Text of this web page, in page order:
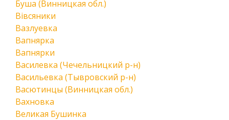
Буша (Винницкая обл.)
Вівсяники
Вазлуевка
Вапнярка
Вапнярки
Василевка (Чечельницкий р-н)
Васильевка (Тывровский р-н)
Васютинцы (Винницкая обл.)
Вахновка
Великая Бушинка